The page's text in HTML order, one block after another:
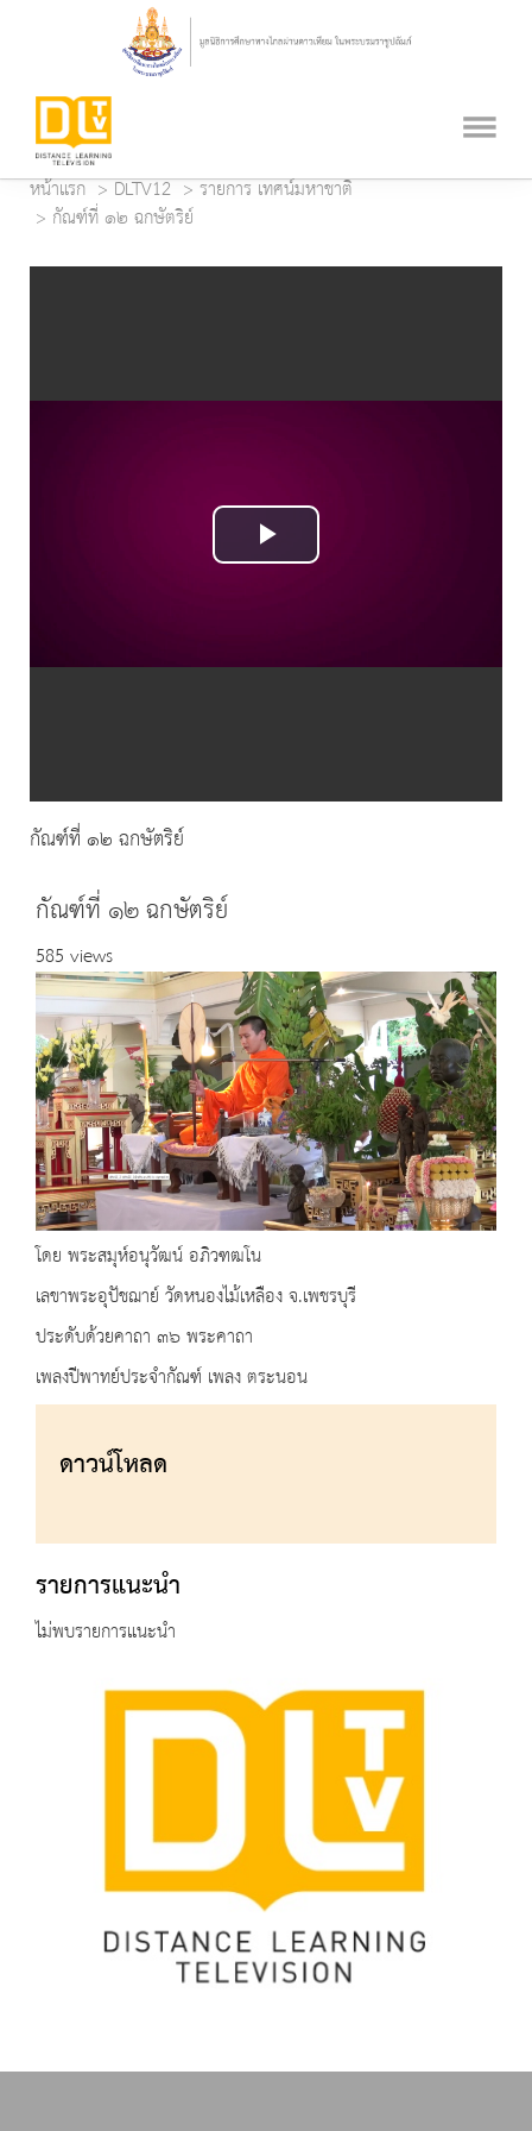
หน้าแรก DLTV12
รายการ เทศน์มหาชาติ
กัณฑ์ที่ ๑๒ ฉกษัตริย์
Play
กัณฑ์ที่ ๑๒ ฉกษัตริย์
กัณฑ์ที่ ๑๒ ฉกษัตริย์
585 views
โดย พระสมุห์อนุวัฒน์ อภิวฑฒโน
เลขาพระอุปัชฌาย์ วัดหนองไม้เหลือง จ.เพชรบุรี
ประดับด้วยคาถา ๓๖ พระคาถา
เพลงปีพาทย์ประจำกัณฑ์ เพลง ตระนอน
ดาวน์โหลด
รายการแนะนำ
ไม่พบรายการแนะนำ